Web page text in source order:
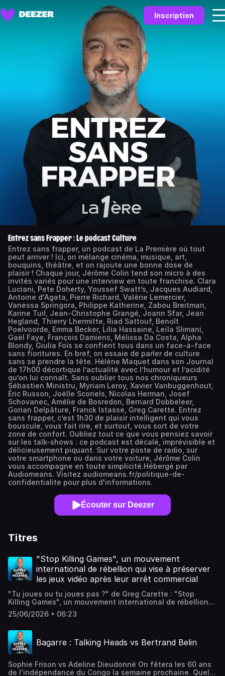
Inscription
Entrez sans Frapper : Le podcast Culture
Entrez sans frapper, un podcast de La Première où tout
peut arriver ! Ici, on mélange cinéma, musique, art,
bouquins, théâtre, et on rajoute une bonne dose de
plaisir ! Chaque jour, Jérôme Colin tend son micro à des
invités variés pour une interview en toute franchise. Clara
Luciani, Pete Doherty, Youssef Swatt’s, Jacques Audiard,
Antoine d'Agata, Pierre Richard, Valérie Lemercier,
Vanessa Springora, Philippe Katherine, Zabou Breitman,
Karine Tuil, Jean-Christophe Grangé, Joann Sfar, Jean
Hegland, Thierry Lhermitte, Riad Sattouf, Benoît
Poelvoorde, Emma Becker, Lilia Hassaine, Leïla Slimani,
Gaël Faye, François Damiens, Mélissa Da Costa, Alpha
Blondy, Giulia Foïs se confient tous dans un face-à-face
sans fioritures. En bref, on essaie de parler de culture
sans se prendre la tête. Hélène Maquet dans son Journal
de 17h00 décortique l’actualité avec l’humour et l’acidité
qu’on lui connaît. Sans oublier tous nos chroniqueurs
Sébastien Ministru, Myriam Leroy, Xavier Vanbuggenhout,
Éric Russon, Joëlle Scoriels, Nicolas Herman, Josef
Schovanec, Amélie de Bosredon, Bernard Dobbeleer,
Gorian Delpâture, Franck Istasse, Greg Carette. Entrez
sans frapper, c’est 1h30 de plaisir intelligent qui vous
bouscule, vous fait rire, et surtout, vous sort de votre
zone de confort. Oubliez tout ce que vous pensiez savoir
sur les talk-shows : ce podcast est décalé, imprévisible et
délicieusement piquant. Sur votre poste de radio, sur
votre smartphone ou dans votre voiture, Jérôme Colin
vous accompagne en toute simplicité.Hébergé par
Audiomeans. Visitez audiomeans.fr/politique-de-
confidentialite pour plus d'informations.
Écouter sur Deezer
Titres
"Stop Killing Games", un mouvement
international de rébellion qui vise à préserver
les jeux vidéo après leur arrêt commercial
"Tu joues ou tu joues pas ?" de Greg Carette : "Stop
Killing Games", un mouvement international de rébellion
qui vise à préserver les jeux vidéo après leur arrêt
commercial et le retrait des plateformes de
Frapper c'est également en direct tous les jours de la
semaine de 16h à 17h30 sur
www.rtbf.be/lapremiere Retrouvez l'ensemble des
musique donc) de Entrez sans Frapper sur notre
plateforme Auvio.be :
25/06/2026 • 06:23
Bagarre : Talking Heads vs Bertrand Belin
Sophie Frison vs Adeline Dieudonné On fêtera les 60 ans
de l'indépendance du Congo la semaine prochaine. Quelle